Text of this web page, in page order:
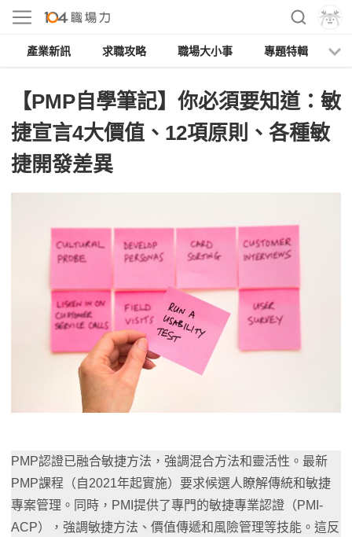
產業新訊 求職攻略 職場大小事 專題特輯
【PMP自學筆記】你必須要知道：敏
捷宣言4大價值、12項原則、各種敏
捷開發差異
PMP認證已融合敏捷方法，強調混合方法和靈活性。最新
PMP課程（自2021年起實施）要求候選人瞭解傳統和敏捷
專案管理。同時，PMI提供了專門的敏捷專業認證（PMI-
ACP），強調敏捷方法、價值傳遞和風險管理等技能。這反